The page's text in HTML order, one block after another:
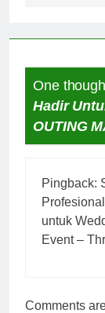
One
Hadir
OUTING
Pingback:
untuk
Event –
Comments